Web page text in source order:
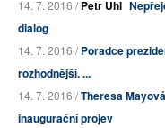
14. 7. 2016 /Petr Uhl
dialog
14. 7. 2016 /Poradce
rozhodnější. ...
14. 7. 2016 /Theresa
inaugurační projev